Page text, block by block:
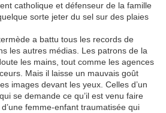
catholique et défenseur de la famille
sorte jeter du sel sur des plaies
a battu tous les records de
les autres médias. Les patrons de la
les mains, tout comme les agences
Mais il laisse un mauvais goût
images devant les yeux. Celles d’un
se demande ce qu’il est venu faire
femme-enfant traumatisée qui